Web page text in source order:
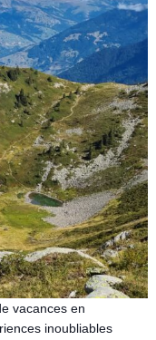
vacances en
inoubliables